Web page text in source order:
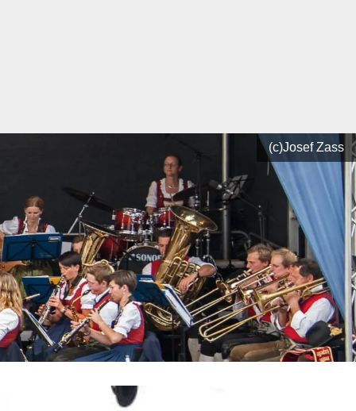
(c)Josef Zass